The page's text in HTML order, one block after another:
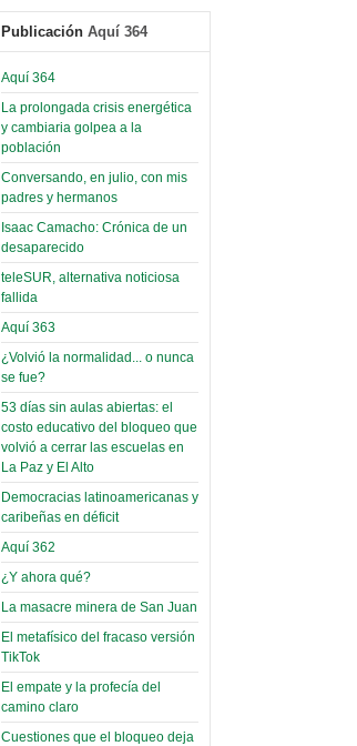
certificados por apoyo al
Séptimo Encuentro de
Sábado, 14 Octubre 2023
Leer Más...
Trabajo Social de la UMSA
volverá a las urnas para elegir a
su directora
Sábado, 14 Octubre 2023
Leer Más...
Candidatos del MAS se
presentarán en la UMSA
Jueves, 14 Septiembre 2023
Leer Más...
Carrera de Geografía realiza
Segundo Congreso Nacional
Viernes, 14 Octubre 2022
Leer Más...
Docentes y estudiantes de
Trabajo Social de la UMSA
elegirán directora
Viernes, 14 Octubre 2022
Leer Más...
“Tuna Femenina San Andrés”
toca y canta con coraje
Miércoles, 14 Septiembre 2022
Leer Más...
Posesionan a dirigentes de
Asociación de Docentes
Domingo, 14 Agosto 2022
y esconder la
mano
El Infamatorio
Jueves, 10 Diciembre 2020
Read more...
Infierno Covid
parte VI:
Gabinete de
Áñez se atribuye
construcción de
hospitales
prefabricados en
la que no tuvo
participación;
más de 24 horas
después rectifica
parcialmente
El Infamatorio
Miércoles, 09 Diciembre 2020
Read more...
Interpretación
de un álbum de
narco-fotos
(Miscelánea
Palaciega 8)
El Infamatorio
Publicación Aquí 364
Aquí 364
La prolongada crisis energética
y cambiaria golpea a la
población
Conversando, en julio, con mis
padres y hermanos
Isaac Camacho: Crónica de un
desaparecido
teleSUR, alternativa noticiosa
fallida
Aquí 363
¿Volvió la normalidad... o nunca
se fue?
53 días sin aulas abiertas: el
costo educativo del bloqueo que
volvió a cerrar las escuelas en
La Paz y El Alto
Democracias latinoamericanas y
caribeñas en déficit
Aquí 362
¿Y ahora qué?
La masacre minera de San Juan
El metafísico del fracaso versión
TikTok
El empate y la profecía del
camino claro
Cuestiones que el bloqueo deja